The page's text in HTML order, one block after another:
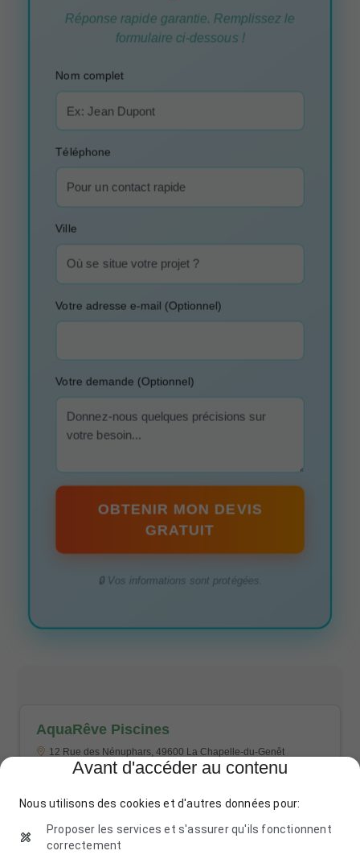
Réponse rapide garantie. Remplissez le
formulaire ci-dessous !
Nom complet
Téléphone
Ville
Votre adresse e-mail (Optionnel)
Votre demande (Optionnel)
OBTENIR MON DEVIS
GRATUIT
🔒 Vos informations sont protégées.
AquaRêve Piscines
12 Rue des Nénuphars, 49600 La Chapelle-du-Genêt
02 41 45 67 89
Avant d'accéder au contenu
Nous utilisons des cookies et d'autres données pour:
Proposer les services et s'assurer qu'ils fonctionnent
correctement